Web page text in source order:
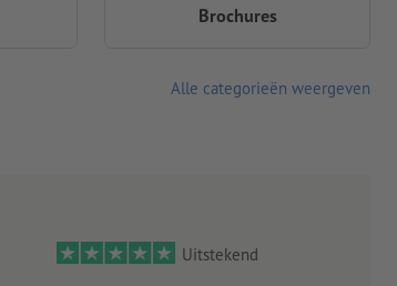
Uitstekend
Brochures
Alle categorieën weergeven